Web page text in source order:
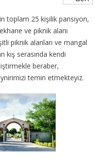
toplam 25 kişilik pansiyon,
ve piknik alanı
piknik alanları ve mangal
kış serasında kendi
beraber,
temin etmekteyiz.